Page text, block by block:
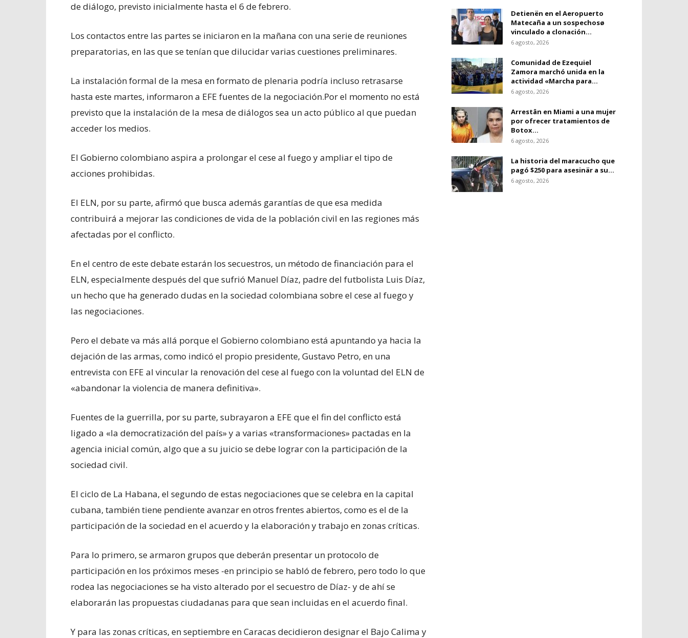
de diálogo, previsto inicialmente hasta el 6 de febrero.
Los contactos entre las partes se iniciaron en la mañana con una serie de reuniones
preparatorias, en las que se tenían que dilucidar varias cuestiones preliminares.
La instalación formal de la mesa en formato de plenaria podría incluso retrasarse
hasta este martes, informaron a EFE fuentes de la negociación.Por el momento no está
previsto que la instalación de la mesa de diálogos sea un acto público al que puedan
acceder los medios.
El Gobierno colombiano aspira a prolongar el cese al fuego y ampliar el tipo de
acciones prohibidas.
El ELN, por su parte, afirmó que busca además garantías de que esa medida
contribuirá a mejorar las condiciones de vida de la población civil en las regiones más
afectadas por el conflicto.
En el centro de este debate estarán los secuestros, un método de financiación para el
ELN, especialmente después del que sufrió Manuel Díaz, padre del futbolista Luis Díaz,
un hecho que ha generado dudas en la sociedad colombiana sobre el cese al fuego y
las negociaciones.
Pero el debate va más allá porque el Gobierno colombiano está apuntando ya hacia la
dejación de las armas, como indicó el propio presidente, Gustavo Petro, en una
entrevista con EFE al vincular la renovación del cese al fuego con la voluntad del ELN de
«abandonar la violencia de manera definitiva».
Fuentes de la guerrilla, por su parte, subrayaron a EFE que el fin del conflicto está
ligado a «la democratización del país» y a varias «transformaciones» pactadas en la
agencia inicial común, algo que a su juicio se debe lograr con la participación de la
sociedad civil.
El ciclo de La Habana, el segundo de estas negociaciones que se celebra en la capital
cubana, también tiene pendiente avanzar en otros frentes abiertos, como es el de la
participación de la sociedad en el acuerdo y la elaboración y trabajo en zonas críticas.
Para lo primero, se armaron grupos que deberán presentar un protocolo de
participación en los próximos meses -en principio se habló de febrero, pero todo lo que
rodea las negociaciones se ha visto alterado por el secuestro de Díaz- y de ahí se
elaborarán las propuestas ciudadanas para que sean incluidas en el acuerdo final.
Y para las zonas críticas, en septiembre en Caracas decidieron designar el Bajo Calima y
Detienën en el Aeropuerto
Matecaña a un sospechosø
vinculado a clonación...
6 agosto, 2026
Comunidad de Ezequiel
Zamora marchó unida en la
actividad «Marcha para...
6 agosto, 2026
Arrestân en Miami a una mujer
por ofrecer tratamientos de
Botox...
6 agosto, 2026
La historia del maracucho que
pagó $250 para asesinär a su...
6 agosto, 2026